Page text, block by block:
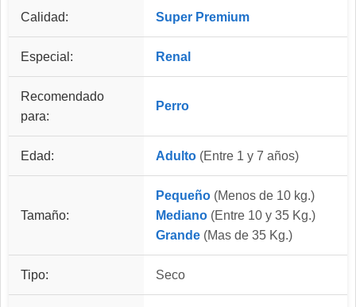
Calidad: Super Premium
Especial: Renal
Recomendado
para:
Perro
Edad: Adulto (Entre 1 y 7 años)
Tamaño:
Pequeño (Menos de 10 kg.)
Mediano (Entre 10 y 35 Kg.)
Grande (Mas de 35 Kg.)
Tipo: Seco